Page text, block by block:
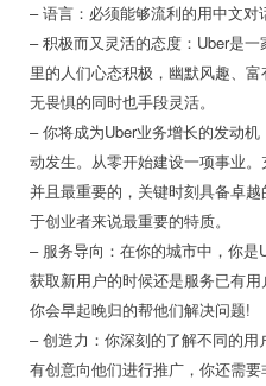
– 语言：必须能够流利的用中文对
– 积极而又灵活的态度：Uber是
里的人们心态积极，幽默风趣、
无畏惧的同时也手段灵活。
– 你将成为Uber业务增长的发动
动发生。从零开始建设一项事业
并且最重要的，关键时刻具备卓
于创业者来说最重要的特质。
– 服务导向：在你的城市中，你
获取新用户的时候还是服务已有
你会早起晚归的帮他们解决问题!
– 创造力：你深刻的了解不同的
有创意向他们进行推广，你还需要